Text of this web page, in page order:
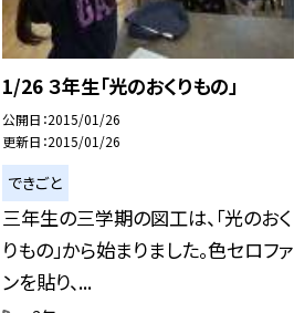
1/26 ３年生「光のおくりもの」
公開日 2015/01/26
更新日 2015/01/26
できごと
三年生の三学期の図工は、「光のおく
りもの」から始まりました。色セロファ
ンを貼り、...